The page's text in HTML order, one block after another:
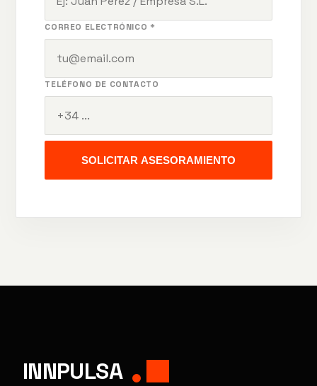
CORREO ELECTRÓNICO *
TELÉFONO DE CONTACTO
SOLICITAR ASESORAMIENTO
INNPULSA